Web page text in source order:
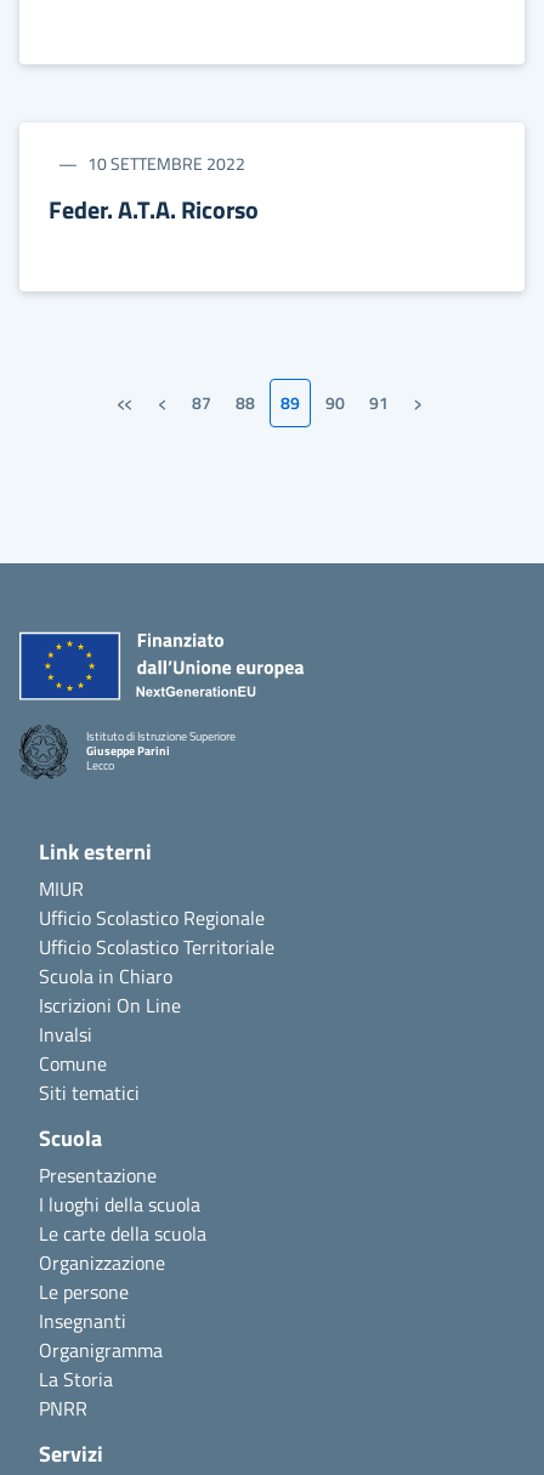
10 SETTEMBRE 2022
Feder. A.T.A. Ricorso
«Prima pagina
‹Pagina precedente
87 88 89 90 91 Pagina
›
Istituto di Istruzione Superiore
Giuseppe Parini
Lecco
Link esterni
MIUR
Ufficio Scolastico Regionale
Ufficio Scolastico Territoriale
Scuola in Chiaro
Iscrizioni On Line
Invalsi
Comune
Siti tematici
Scuola
Presentazione
I luoghi della scuola
Le carte della scuola
Organizzazione
Le persone
Insegnanti
Organigramma
La Storia
PNRR
Servizi